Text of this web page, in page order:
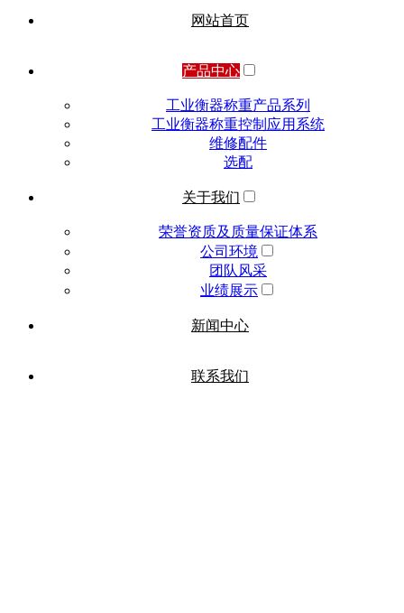
网站首页
产品中心
工业衡器称重产品系列
工业衡器称重控制应用系统
维修配件
选配
关于我们
荣誉资质及质量保证体系
公司环境
团队风采
业绩展示
新闻中心
联系我们